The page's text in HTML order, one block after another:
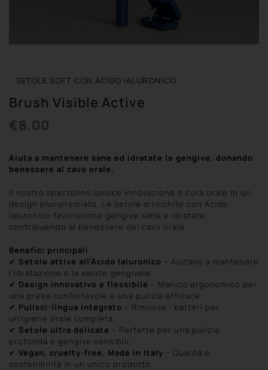
SETOLE SOFT CON ACIDO IALURONICO
Brush Visible Active
€8.00
Aiuta a mantenere sane ed idratate le gengive, donando
benessere al cavo orale.
Il nostro spazzolino unisce innovazione e cura orale in un
design pluripremiato. Le setole arricchite con Acido
Ialuronico favoriscono gengive sane e idratate,
contribuendo al benessere del cavo orale.
Benefici principali
✔ Setole attive all’Acido Ialuronico – Aiutano a mantenere
l’idratazione e la salute gengivale.
✔ Design innovativo e flessibile
– Manico ergonomico per
una presa confortevole e una pulizia efficace.
✔ Pulisci-lingua integrato – Rimuove i batteri per
un’igiene orale completa.
✔ Setole ultra delicate
– Perfette per una pulizia
profonda e gengive sensibili.
✔ Vegan, cruelty-free, Made in Italy – Qualità e
sostenibilità in un unico prodotto.